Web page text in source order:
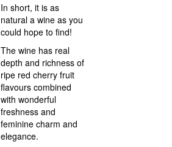
In short, it is as
natural a wine as you
could hope to find!
The wine has real
depth and richness of
ripe red cherry fruit
flavours combined
with wonderful
freshness and
feminine charm and
elegance.